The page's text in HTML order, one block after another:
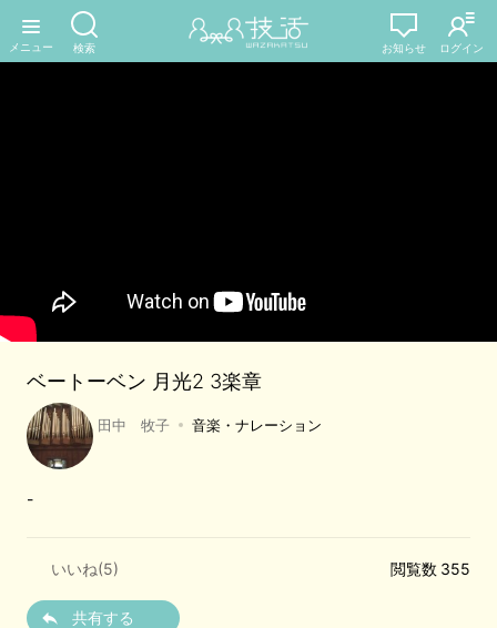
ベートーベン 月光2 3楽章
田中 牧子 音楽・ナレーション
-
いいね(5) 閲覧数 355
共有する